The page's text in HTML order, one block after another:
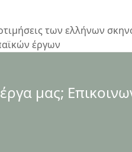
των ελλήνων
έργων
μας;